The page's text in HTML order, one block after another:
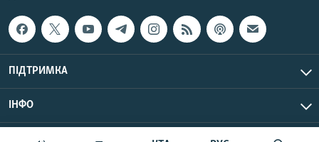
ПІДТРИМКА
ІНФО